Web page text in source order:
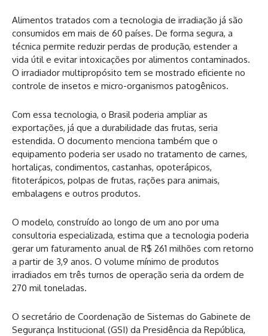
Alimentos tratados com a tecnologia de irradiação já são
consumidos em mais de 60 países. De forma segura, a
técnica permite reduzir perdas de produção, estender a
vida útil e evitar intoxicações por alimentos contaminados.
O irradiador multipropósito tem se mostrado eficiente no
controle de insetos e micro-organismos patogênicos.
Com essa tecnologia, o Brasil poderia ampliar as
exportações, já que a durabilidade das frutas, seria
estendida. O documento menciona também que o
equipamento poderia ser usado no tratamento de carnes,
hortaliças, condimentos, castanhas, opoterápicos,
fitoterápicos, polpas de frutas, rações para animais,
embalagens e outros produtos.
O modelo, construído ao longo de um ano por uma
consultoria especializada, estima que a tecnologia poderia
gerar um faturamento anual de R$ 261 milhões com retorno
a partir de 3,9 anos. O volume mínimo de produtos
irradiados em três turnos de operação seria da ordem de
270 mil toneladas.
O secretário de Coordenação de Sistemas do Gabinete de
Segurança Institucional (GSI) da Presidência da República,